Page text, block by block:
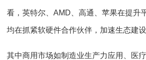
看，英特尔、AMD、高通、苹果在提升
均在抓紧软硬件合作伙伴，加速生态建设
其中商用市场如制造业生产力应用、医